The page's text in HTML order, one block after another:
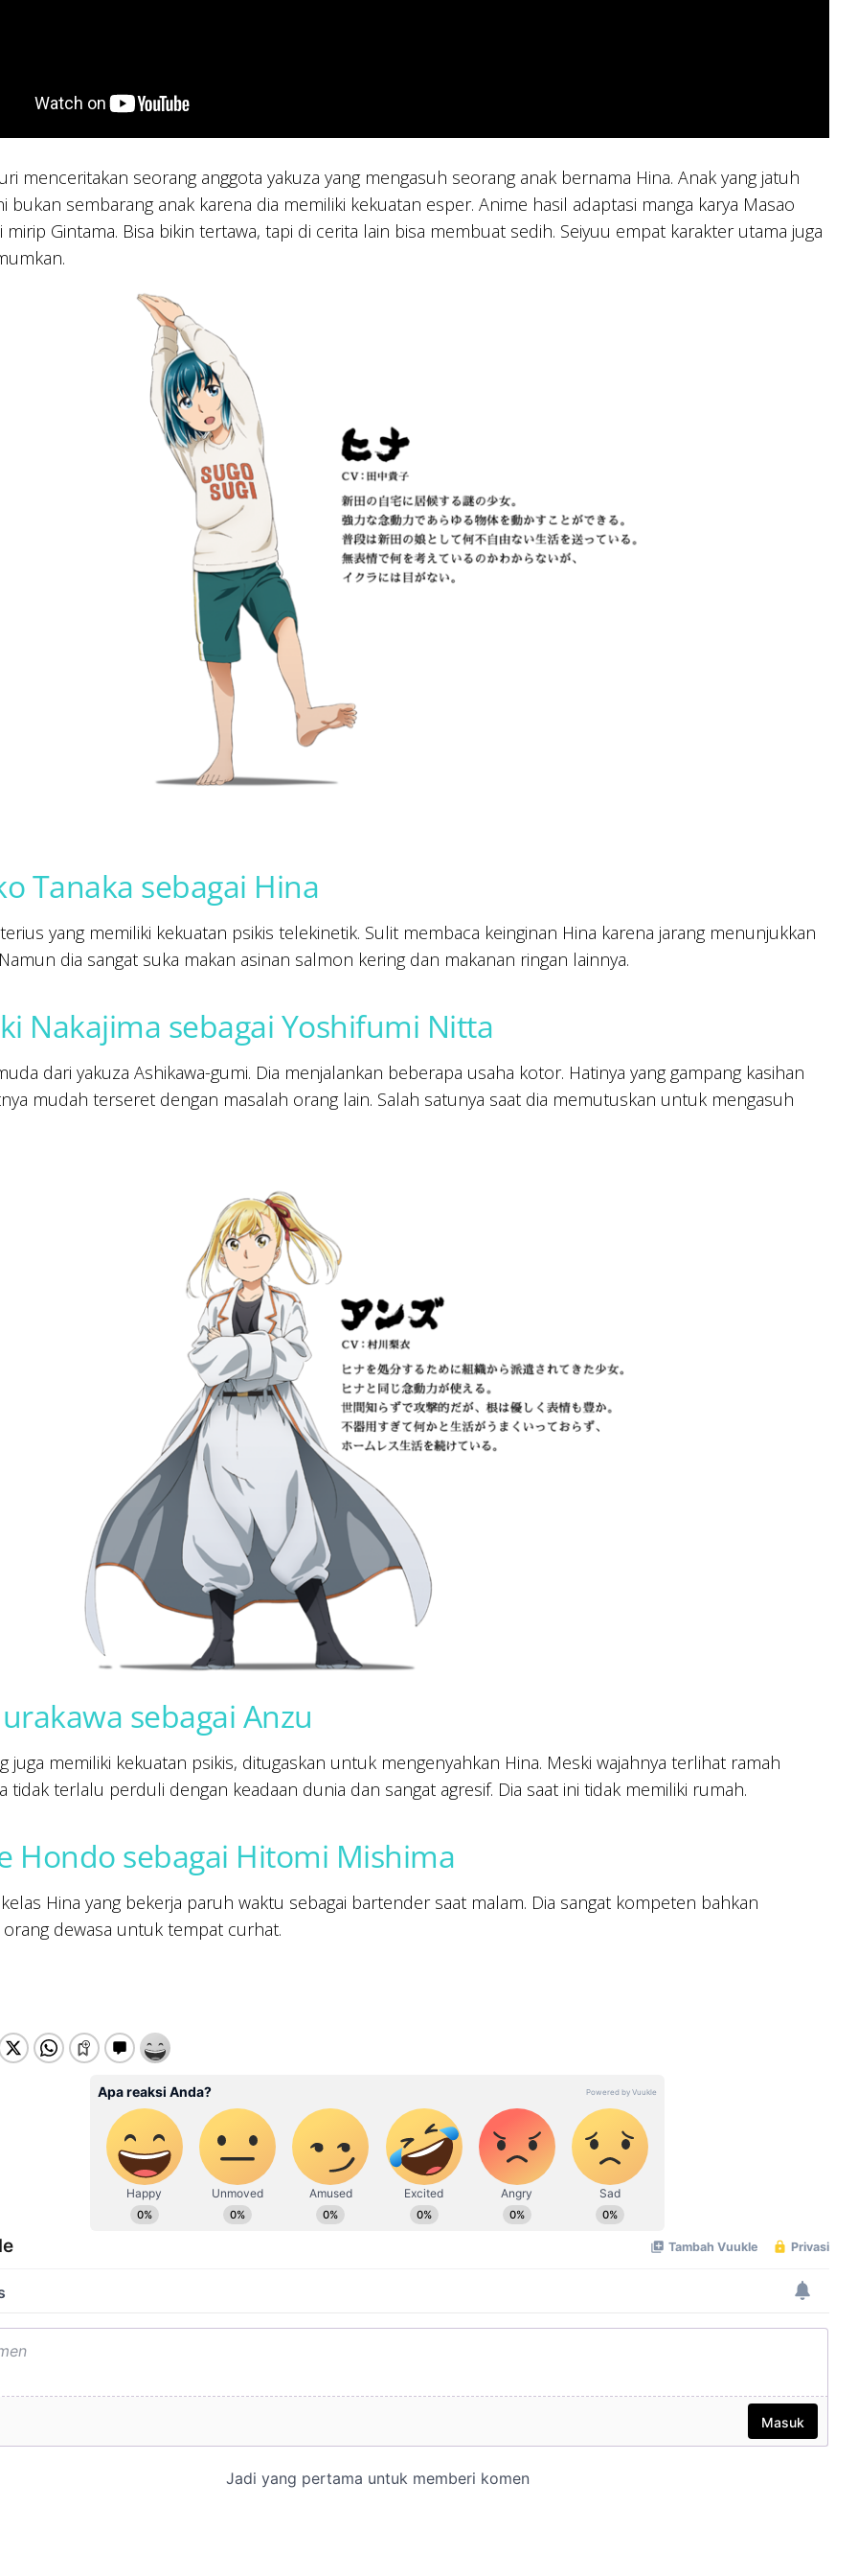
menceritakan seorang anggota yakuza yang mengasuh seorang anak bernama Hina. Anak yang jatuh
bukan sembarang anak karena dia memiliki kekuatan esper. Anime hasil adaptasi manga karya Masao
mirip Gintama. Bisa bikin tertawa, tapi di cerita lain bisa membuat sedih. Seiyuu empat karakter utama juga
Tanaka sebagai Hina
yang memiliki kekuatan psikis telekinetik. Sulit membaca keinginan Hina karena jarang menunjukkan
dia sangat suka makan asinan salmon kering dan makanan ringan lainnya.
Nakajima sebagai Yoshifumi Nitta
dari yakuza Ashikawa-gumi. Dia menjalankan beberapa usaha kotor. Hatinya yang gampang kasihan
mudah terseret dengan masalah orang lain. Salah satunya saat dia memutuskan untuk mengasuh
sebagai Anzu
juga memiliki kekuatan psikis, ditugaskan untuk mengenyahkan Hina. Meski wajahnya terlihat ramah
tidak terlalu perduli dengan keadaan dunia dan sangat agresif. Dia saat ini tidak memiliki rumah.
Hondo sebagai Hitomi Mishima
Hina yang bekerja paruh waktu sebagai bartender saat malam. Dia sangat kompeten bahkan
orang dewasa untuk tempat curhat.